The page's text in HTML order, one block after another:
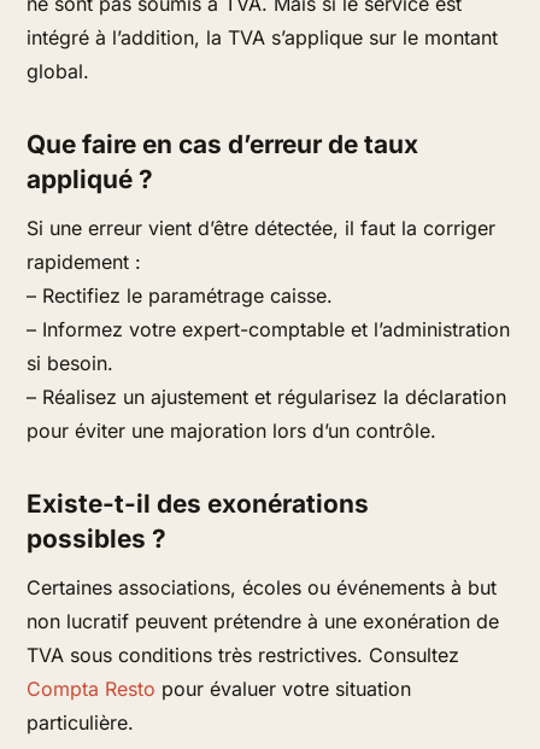
intégré à l’addition, la TVA s’applique sur le montant
global.
Que faire en cas d’erreur de taux
appliqué ?
Si une erreur vient d’être détectée, il faut la corriger
rapidement :
– Rectifiez le paramétrage caisse.
– Informez votre expert-comptable et l’administration
si besoin.
– Réalisez un ajustement et régularisez la déclaration
pour éviter une majoration lors d’un contrôle.
Existe-t-il des exonérations
possibles ?
Certaines associations, écoles ou événements à but
non lucratif peuvent prétendre à une exonération de
TVA sous conditions très restrictives. Consultez
Compta Resto pour évaluer votre situation
particulière.